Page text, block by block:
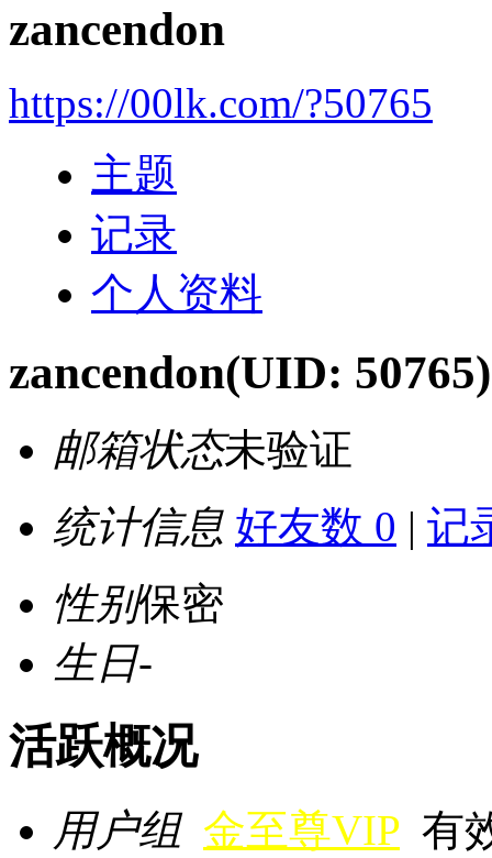
zancendon
https://00lk.com/?50765
主题
记录
个人资料
zancendon(UID: 50765)
邮箱状态未验证
统计信息 好友数 0 | 记
性别保密
生日-
活跃概况
用户组 金至尊VIP 有